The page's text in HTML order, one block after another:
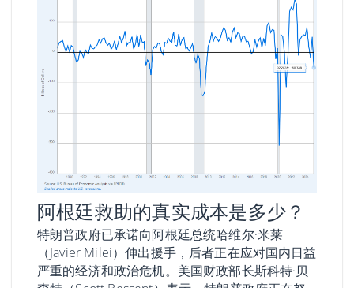
阿根廷救助的真实成本是多少？
特朗普政府已承诺向阿根廷总统哈维尔·米莱
（Javier Milei）伸出援手，后者正在应对国内日益
严重的经济和政治危机。美国财政部长斯科特·贝